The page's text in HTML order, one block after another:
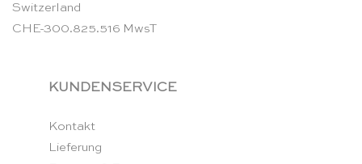
Switzerland
CHE-300.825.516 MwsT
KUNDENSERVICE
Kontakt
Lieferung